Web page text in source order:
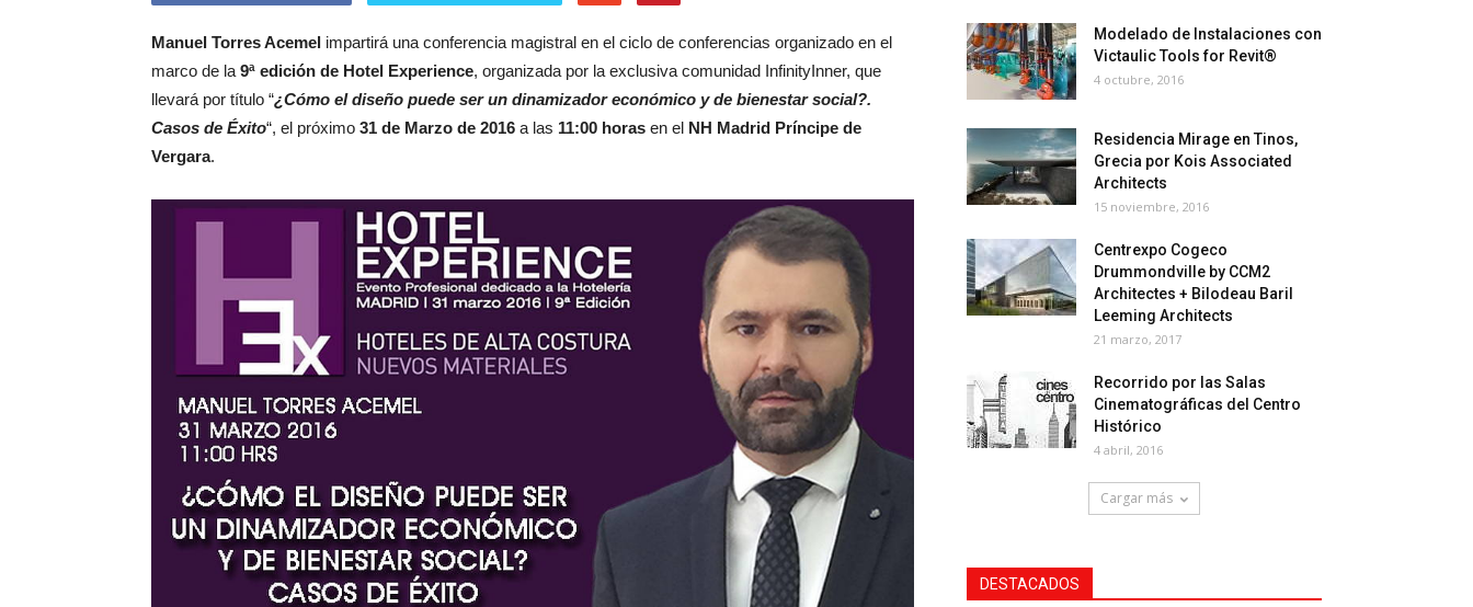
Manuel Torres Acemel impartirá una conferencia magistral en el ciclo de conferencias organizado en el
marco de la 9ª edición de Hotel Experience, organizada por la exclusiva comunidad InfinityInner, que
llevará por título “¿Cómo el diseño puede ser un dinamizador económico y de bienestar social?.
Casos de Éxito“, el próximo 31 de Marzo de 2016 a las 11:00 horas en el NH Madrid Príncipe de
Vergara.
Modelado de Instalaciones con
Victaulic Tools for Revit®
4 octubre, 2016
Residencia Mirage en Tinos,
Grecia por Kois Associated
Architects
15 noviembre, 2016
Centrexpo Cogeco
Drummondville by CCM2
Architectes + Bilodeau Baril
Leeming Architects
21 marzo, 2017
Recorrido por las Salas
Cinematográficas del Centro
Histórico
4 abril, 2016
Cargar más
DESTACADOS